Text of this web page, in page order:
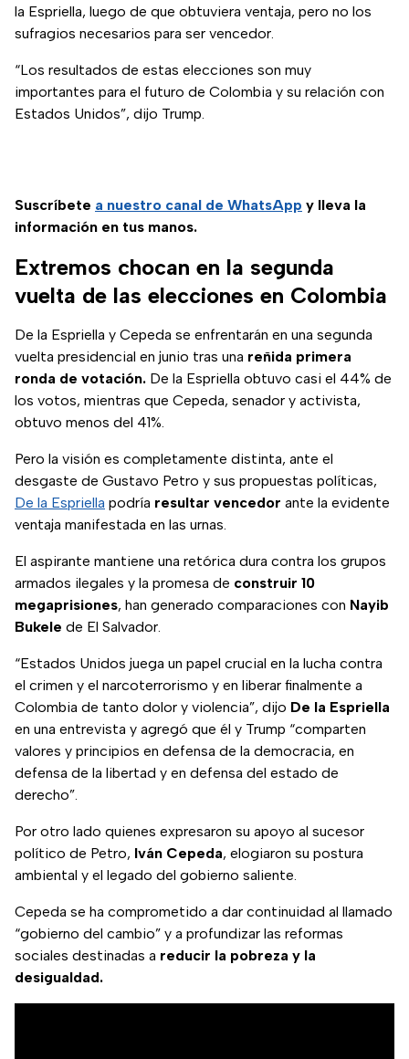
la Espriella, luego de que obtuviera ventaja, pero no los
sufragios necesarios para ser vencedor.
“Los resultados de estas elecciones son muy
importantes para el futuro de Colombia y su relación con
Estados Unidos”, dijo Trump.
Suscríbete a nuestro canal de WhatsApp y lleva la
información en tus manos.
Extremos chocan en la segunda
vuelta de las elecciones en Colombia
De la Espriella y Cepeda se enfrentarán en una segunda
vuelta presidencial en junio tras una reñida primera
ronda de votación. De la Espriella obtuvo casi el 44% de
los votos, mientras que Cepeda, senador y activista,
obtuvo menos del 41%.
Pero la visión es completamente distinta, ante el
desgaste de Gustavo Petro y sus propuestas políticas,
De la Espriella podría resultar vencedor ante la evidente
ventaja manifestada en las urnas.
El aspirante mantiene una retórica dura contra los grupos
armados ilegales y la promesa de construir 10
megaprisiones, han generado comparaciones con Nayib
Bukele de El Salvador.
“Estados Unidos juega un papel crucial en la lucha contra
el crimen y el narcoterrorismo y en liberar finalmente a
Colombia de tanto dolor y violencia”, dijo De la Espriella
en una entrevista y agregó que él y Trump “comparten
valores y principios en defensa de la democracia, en
defensa de la libertad y en defensa del estado de
derecho”.
Por otro lado quienes expresaron su apoyo al sucesor
político de Petro, Iván Cepeda, elogiaron su postura
ambiental y el legado del gobierno saliente.
Cepeda se ha comprometido a dar continuidad al llamado
“gobierno del cambio” y a profundizar las reformas
sociales destinadas a reducir la pobreza y la
desigualdad.